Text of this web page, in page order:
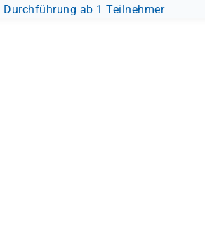
Durchführung ab 1 Teilnehmer